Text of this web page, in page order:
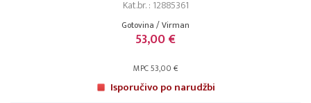
Kat.br. : 12885361
Gotovina / Virman
53,00 €
MPC 53,00 €
Isporučivo po narudžbi